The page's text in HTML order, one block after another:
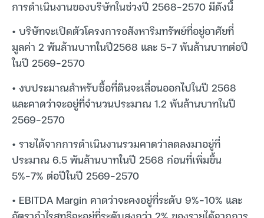
การดำเนินงานของบริษัทในช่วงปี 2568-2570 มีดังนี้
• บริษัทจะเปิดตัวโครงการอสังหาริมทรัพย์ที่อยู่อาศัยที่
มูลค่า 2 พันล้านบาทในปี2568 และ 5-7 พันล้านบาทต่อปี
ในปี 2569-2570
• งบประมาณสำหรับซื้อที่ดินจะเลื่อนออกไปในปี 2568
และคาดว่าจะอยู่ที่จำนวนประมาณ 1.2 พันล้านบาทในปี
2569-2570
• รายได้จากการดำเนินงานรวมคาดว่าลดลงมาอยู่ที่
ประมาณ 6.5 พันล้านบาทในปี 2568 ก่อนที่เพิ่มขึ้น
5%-7% ต่อปีในปี 2569-2570
• EBITDA Margin คาดว่าจะคงอยู่ที่ระดับ 9%-10% และ